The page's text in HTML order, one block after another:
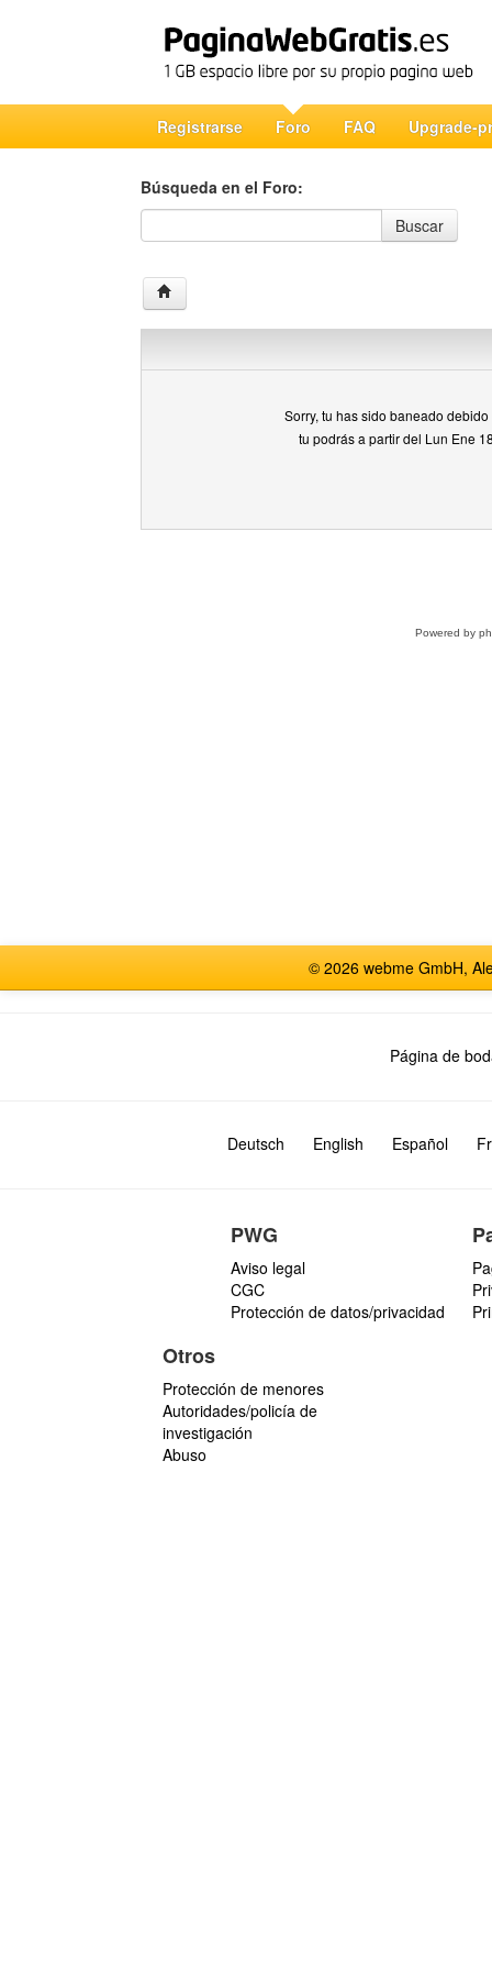
Registrarse Foro FAQ Upgrade-
Búsqueda en el Foro:
Búsqueda en el Foro
Buscar
Sorry, tu has sido baneado
tu podrás a partir del Lun Ene
Powered by
© 2026 webme GmbH,
Página de
Deutsch English Español
PWG
Aviso legal
CGC
Protección de datos/privacidad
Otros
Protección de menores
Autoridades/policía de
investigación
Abuso